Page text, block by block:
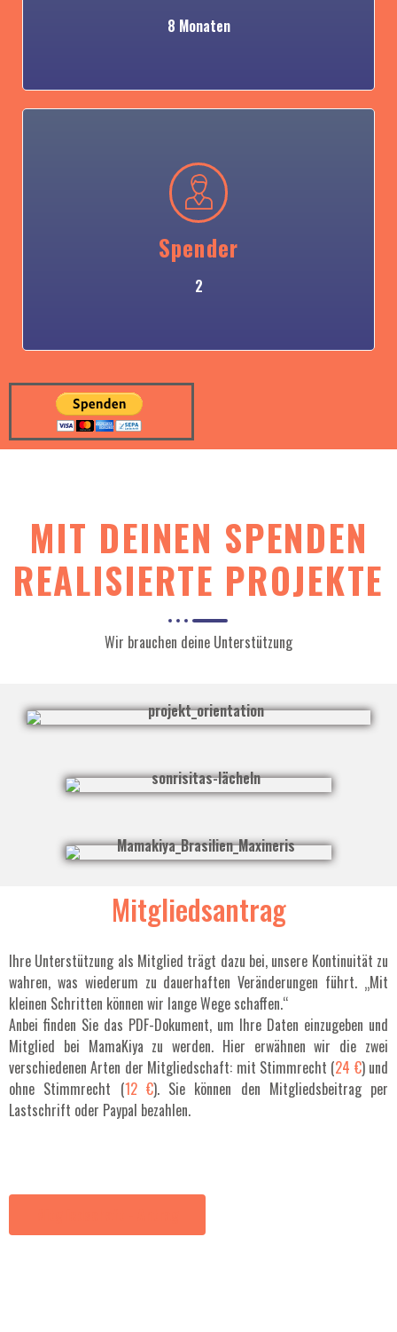
8 Monaten
Spender
2
MIT DEINEN SPENDEN
REALISIERTE PROJEKTE
Wir brauchen deine Unterstützung
Mitgliedsantrag
Ihre Unterstützung als Mitglied trägt dazu bei, unsere Kontinuität zu
wahren, was wiederum zu dauerhaften Veränderungen führt. „Mit
kleinen Schritten können wir lange Wege schaffen.“
Anbei finden Sie das PDF-Dokument, um Ihre Daten einzugeben und
Mitglied bei MamaKiya zu werden. Hier erwähnen wir die zwei
verschiedenen Arten der Mitgliedschaft: mit Stimmrecht (24 €) und
ohne Stimmrecht (12 €). Sie können den Mitgliedsbeitrag per
Lastschrift oder Paypal bezahlen.